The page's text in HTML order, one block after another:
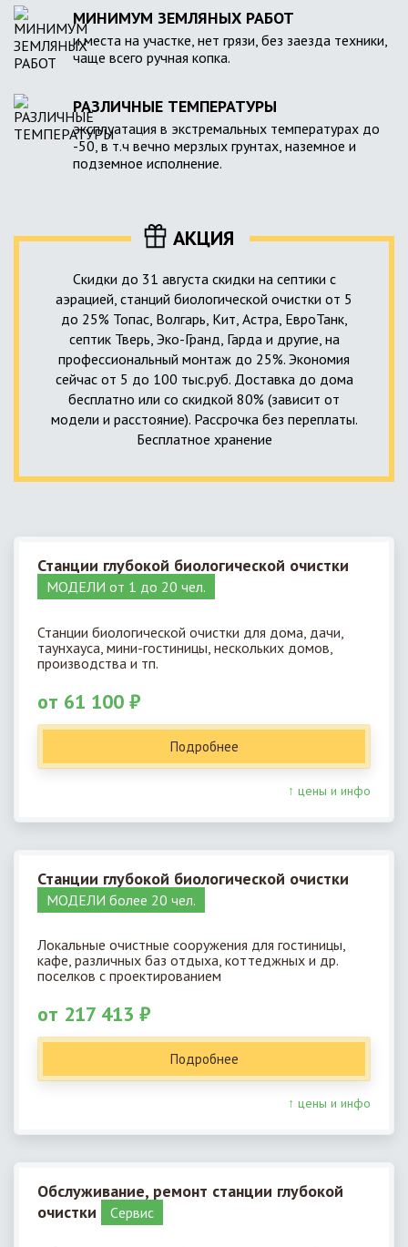
МИНИМУМ ЗЕМЛЯНЫХ РАБОТ
и места на участке, нет грязи, без заезда техники,
чаще всего ручная копка.
РАЗЛИЧНЫЕ ТЕМПЕРАТУРЫ
эксплуатация в экстремальных температурах до
-50, в т.ч вечно мерзлых грунтах, наземное и
подземное исполнение.
АКЦИЯ
Скидки до 31 августа скидки на септики с
аэрацией, станций биологической очистки от 5
до 25% Топас, Волгарь, Кит, Астра, ЕвроТанк,
септик Тверь, Эко-Гранд, Гарда и другие, на
профессиональный монтаж до 25%. Экономия
сейчас от 5 до 100 тыс.руб. Доставка до дома
бесплатно или со скидкой 80% (зависит от
модели и расстояние). Рассрочка без переплаты.
Бесплатное хранение
Станции глубокой биологической очистки
МОДЕЛИ от 1 до 20 чел.
Станции биологической очистки для дома, дачи,
таунхауса, мини-гостиницы, нескольких домов,
производства и тп.
от 61 100 ₽
Подробнее
↑ цены и инфо
Станции глубокой биологической очистки
МОДЕЛИ более 20 чел.
Локальные очистные сооружения для гостиницы,
кафе, различных баз отдыха, коттеджных и др.
поселков с проектированием
от 217 413 ₽
Подробнее
↑ цены и инфо
Обслуживание, ремонт станции глубокой
очистки
Cервис